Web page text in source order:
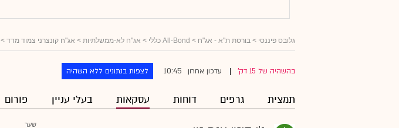
גלובס פיננסי > בורסת ת"א - אג"ח > All-Bond כללי > אג"ח לא-ממשלתיות > אג"ח קונצרני צמוד מדד >
בהשהיה של 15 דק' עדכון אחרון 10:45 לצפות בנתונים ללא השהיה
תמצית גרפים דוחות עסקאות בעלי עניין פורום
שער